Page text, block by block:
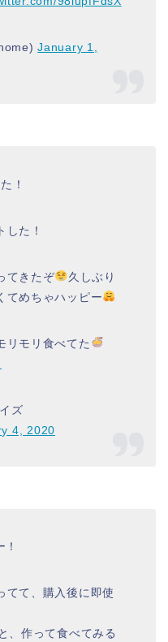
January 1,
！
た！
てきたぞ
久しぶり
てめちゃハッピー
リモリ食べてた
ズ
4, 2020
てて、購入後に即使
、作って食べてみる